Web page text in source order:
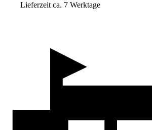
Lieferzeit ca. 7 Werktage